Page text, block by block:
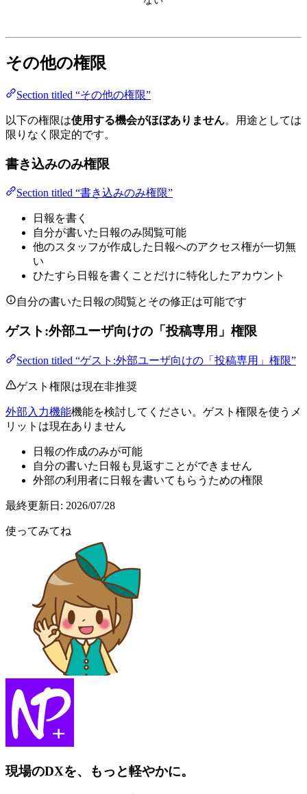
その他の権限
Section titled “その他の権限”
以下の権限は使用する機会がほぼありません。用途としては
限りなく限定的です。
書き込みのみ権限
Section titled “書き込みのみ権限”
日報を書く
自分が書いた日報のみ閲覧可能
他のスタッフが作成した日報へのアクセス権が一切無
い
ひたすら日報を書くことだけに特化したアカウント
自分の書いた日報の閲覧とその修正は可能です
ゲスト:外部ユーザ向けの「投稿専用」権限
Section titled “ゲスト:外部ユーザ向けの「投稿専用」権限”
ゲスト権限は現在非推奨
外部入力機能機能を検討してください。ゲスト権限を使うメ
リットは現在ありません
日報の作成のみが可能
自分の書いた日報も見返すことができません
外部の利用者に日報を書いてもらうための権限
最終更新日: 2026/07/28
使ってみてね
現場のDXを、もっと軽やかに。